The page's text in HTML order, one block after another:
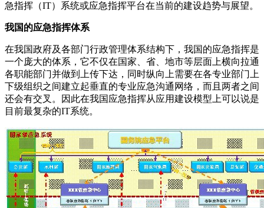
急指挥（IT）系统或应急指挥平台在当前的建设趋势与展望。
我国的应急指挥体系
在我国政府及各部门行政管理体系结构下，我国的应急指挥是
一个庞大的体系，它不仅在国家、省、地市等层面上横向拉通
各职能部门并做到上传下达，同时纵向上需要在各专业部门上
下级组织之间建立起垂直的专业应急沟通网络，而且两者之间
还会有交叉。因此在我国应急指挥从应用建设模型上可以说是
目前最复杂的IT系统。